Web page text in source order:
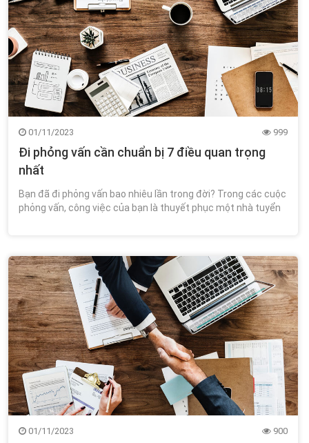
01/11/2023 999
Đi phỏng vấn cần chuẩn bị 7 điều quan trọng
nhất
Bạn đã đi phỏng vấn bao nhiêu lần trong đời? Trong các cuộc
phỏng vấn, công việc của bạn là thuyết phục một nhà tuyển
01/11/2023 900